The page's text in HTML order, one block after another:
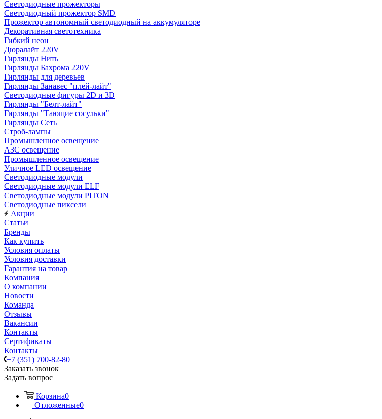
Светодиодные прожекторы
Светодиодный прожектор SMD
Прожектор автономный светодиодный на аккумуляторе
Декоративная светотехника
Гибкий неон
Дюралайт 220V
Гирлянды Нить
Гирлянды Бахрома 220V
Гирлянды для деревьев
Гирлянды Занавес "плей-лайт"
Светодиодные фигуры 2D и 3D
Гирлянды "Белт-лайт"
Гирлянды "Тающие сосульки"
Гирлянды Сеть
Строб-лампы
Промышленное освещение
АЗС освещение
Промышленное освещение
Уличное LED освещение
Светодиодные модули
Светодиодные модули ELF
Светодиодные модули PITON
Светодиодные пиксели
Акции
Статьи
Бренды
Как купить
Условия оплаты
Условия доставки
Гарантия на товар
Компания
О компании
Новости
Команда
Отзывы
Вакансии
Контакты
Сертификаты
Контакты
+7 (351) 700-82-80
Заказать звонок
Задать вопрос
Корзина0
Отложенные0